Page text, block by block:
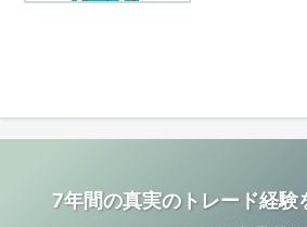
7年間の真実のトレード経験